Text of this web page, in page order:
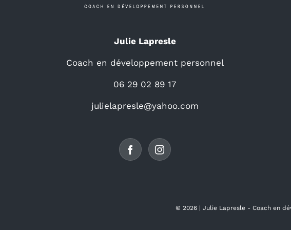
Julie Lapresle
Coach en développement personnel
06 29 02 89 17
julielapresle@yahoo.com
© 2026 | Julie Lapresle - Coach en